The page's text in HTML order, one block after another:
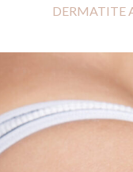
DERMATITE